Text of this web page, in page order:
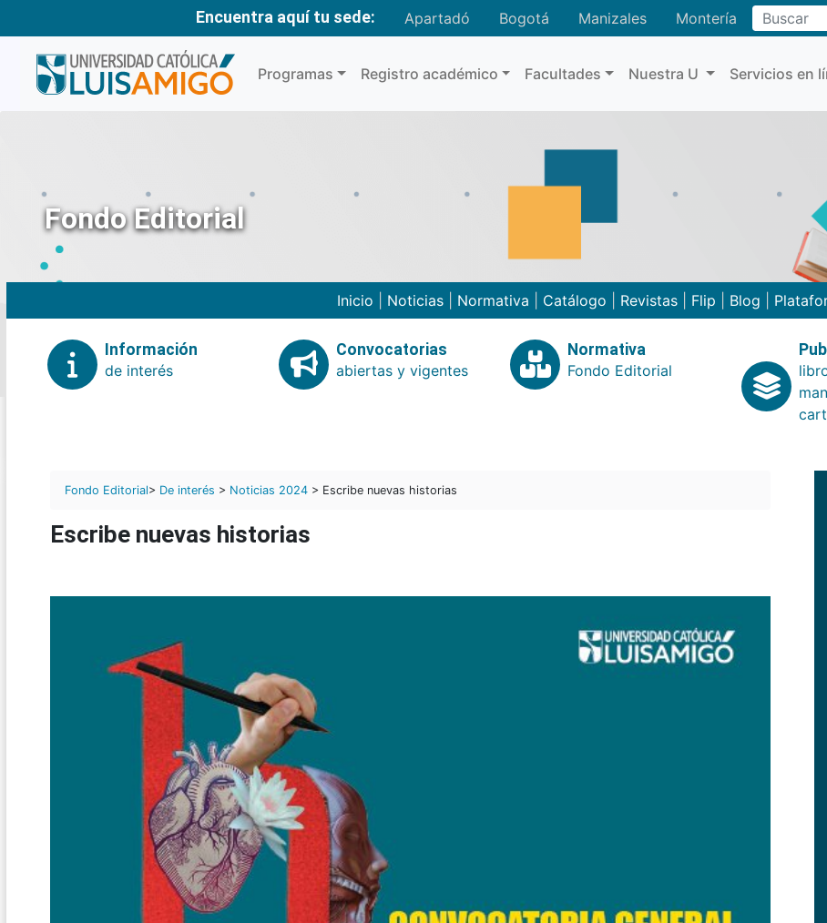
Encuentra aquí tu sede: Apartadó Bogotá Manizales MonteríaBuscar
Programas Registro académico Facultades Nuestra U Servicios en
Fondo Editorial
Inicio Noticias Normativa Catálogo Revistas Flip Blog
Información
de interés
Convocatorias
abiertas y vigentes
Normativa
Fondo Editorial
Fondo Editorial> De interés > Noticias 2024 > Escribe nuevas historias
Escribe nuevas historias